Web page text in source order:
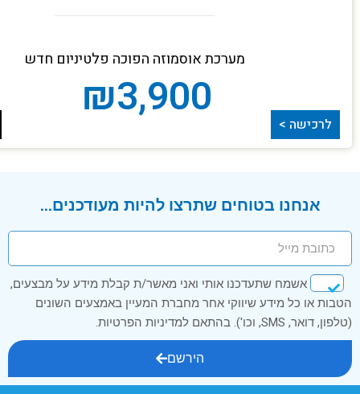
מערכת אוסמוזה הפוכה פלטיניום חדש
₪3,900 לרכישה >
אנחנו בטוחים שתרצו להיות מעודכנים...
אשמח שתעדכנו אותי ואני מאשר/ת קבלת מידע על מבצעים,
הטבות או כל מידע שיווקי אחר מחברת המעיין באמצעים השונים
(טלפון, דואר, SMS, וכו'). בהתאם למדיניות הפרטיות.
הירשם